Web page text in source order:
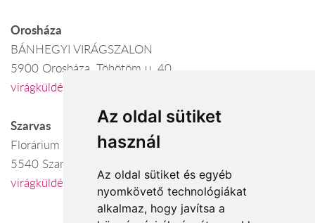
Az oldal sütiket
használ
Az oldal sütiket és egyéb
nyomkövető technológiákat
alkalmaz, hogy javítsa a
Orosháza
BÁNHEGYI VIRÁGSZALON
5900 Orosháza, Töhötöm u. 40.
virágküldés Orosháza
Szarvas
Florárium
5540 Szarvas, Lehel u. 3-5.
virágküldés Szarvas